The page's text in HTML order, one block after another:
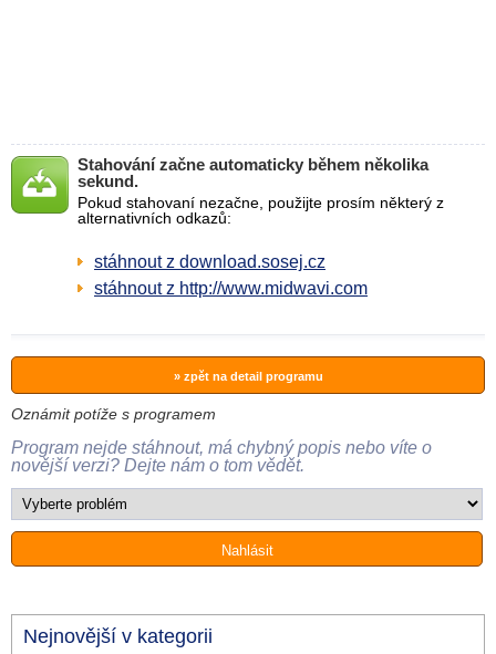
Stahování začne automaticky během několika
sekund.
Pokud stahovaní nezačne, použijte prosím některý z
alternativních odkazů:
stáhnout z download.sosej.cz
stáhnout z http://www.midwavi.com
» zpět na detail programu
Oznámit potíže s programem
Program nejde stáhnout, má chybný popis nebo víte o
novější verzi? Dejte nám o tom vědět.
Nejnovější v kategorii